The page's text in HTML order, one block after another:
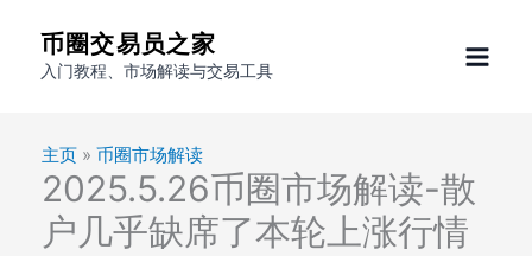
币圈交易员之家
入门教程、市场解读与交易工具
主页 » 币圈市场解读
2025.5.26币圈市场解读-散
户几乎缺席了本轮上涨行情